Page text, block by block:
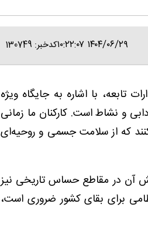
۱۴۰۴/۰۶/۲۹ ۱۰:۲۲:۰۷ کدخبر: 130749
تابعه، با اشاره به جایگاه ویژه
و نشاط است. کارکنان ما زمانی
که از سلامت جسمی و روحیه‌ای
آن در مقاطع حساس تاریخی نیز
برای بقای کشور ضروری است،